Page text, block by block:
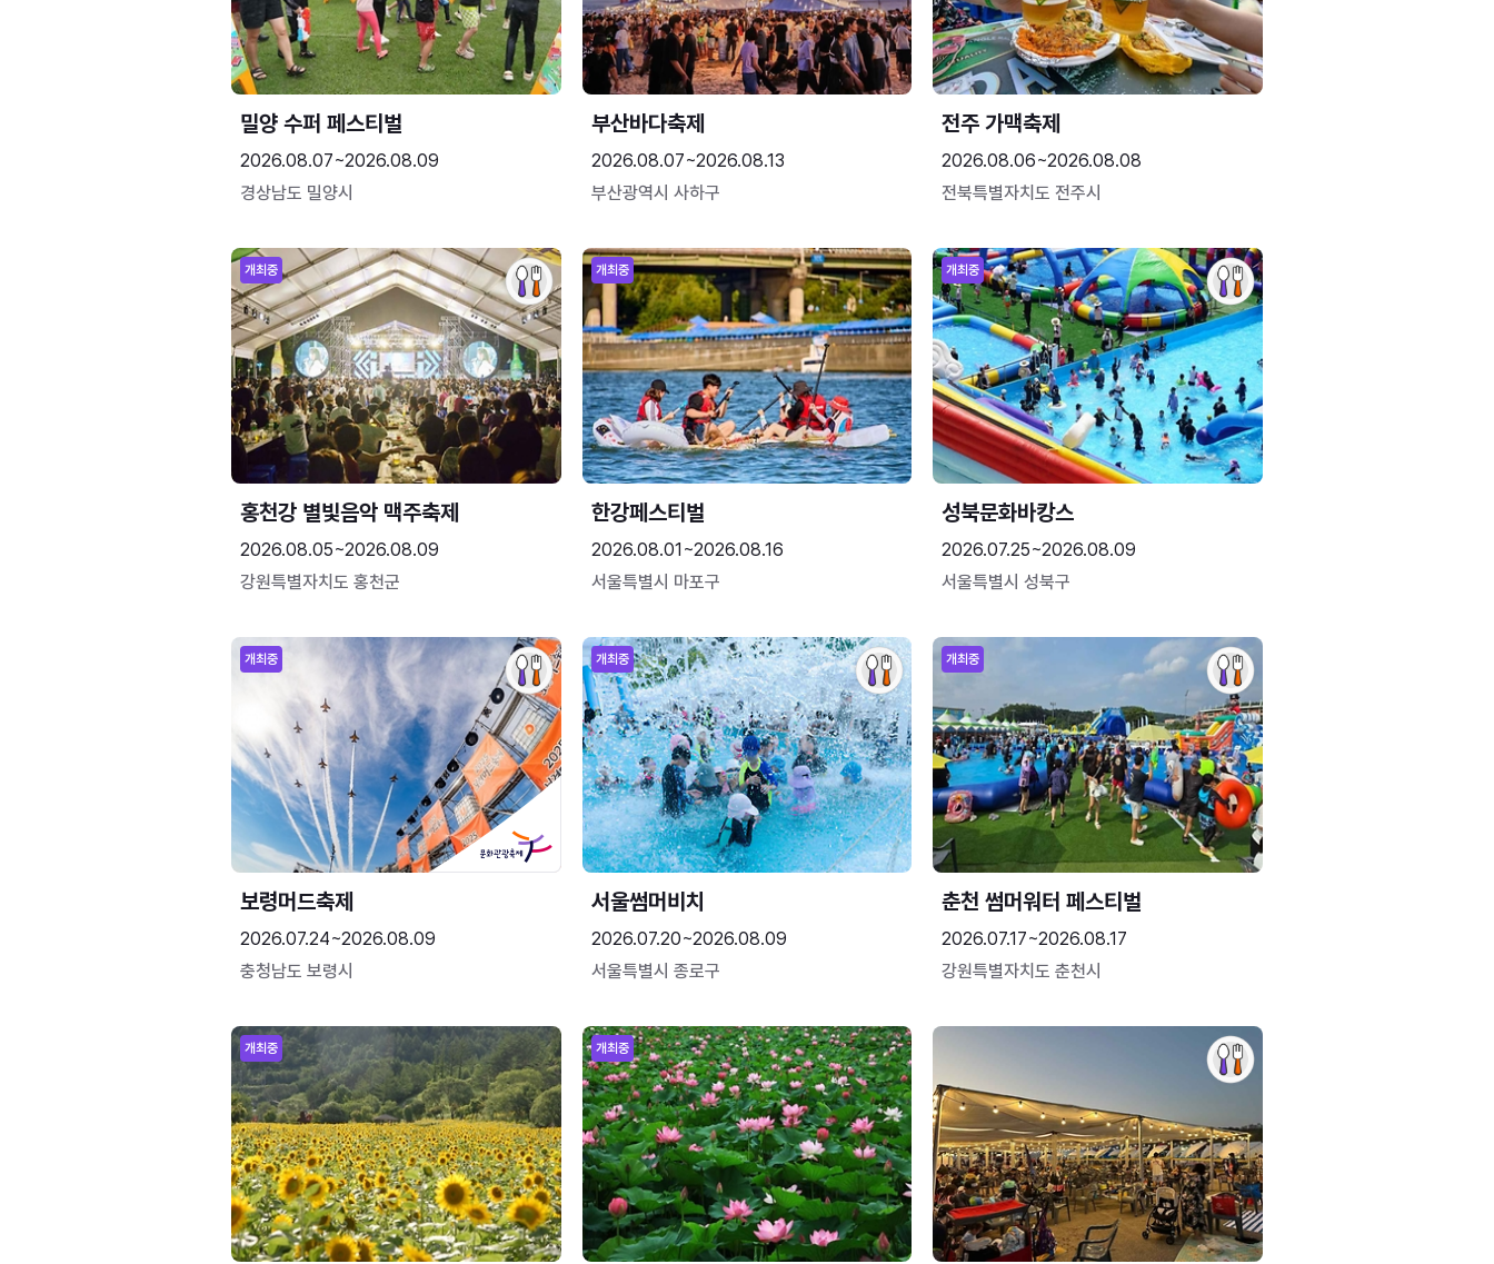
밀양 수퍼 페스티벌
2026.08.07~2026.08.09
경상남도 밀양시
부산바다축제
2026.08.07~2026.08.13
부산광역시 사하구
전주 가맥축제
2026.08.06~2026.08.08
전북특별자치도 전주시
개최중
홍천강 별빛음악 맥주축제
2026.08.05~2026.08.09
강원특별자치도 홍천군
개최중
한강페스티벌
2026.08.01~2026.08.16
서울특별시 마포구
개최중
성북문화바캉스
2026.07.25~2026.08.09
서울특별시 성북구
개최중
보령머드축제
2026.07.24~2026.08.09
충청남도 보령시
개최중
서울썸머비치
2026.07.20~2026.08.09
서울특별시 종로구
개최중
춘천 썸머워터 페스티벌
2026.07.17~2026.08.17
강원특별자치도 춘천시
개최중 개최중